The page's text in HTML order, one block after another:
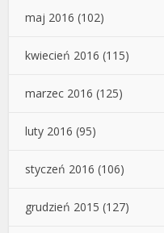
maj 2016 (102)
kwiecień 2016 (115)
marzec 2016 (125)
luty 2016 (95)
styczeń 2016 (106)
grudzień 2015 (127)